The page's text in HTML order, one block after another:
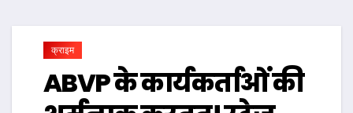
क्राइम
ABVP के कार्यकर्ताओं की